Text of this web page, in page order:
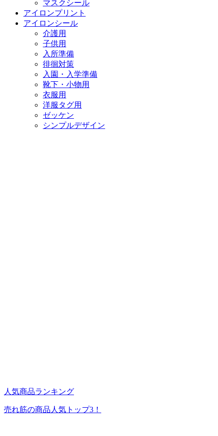
マスクシール
アイロンプリント
アイロンシール
介護用
子供用
入所準備
徘徊対策
入園・入学準備
靴下・小物用
衣服用
洋服タグ用
ゼッケン
シンプルデザイン
人気商品ランキング
売れ筋の商品人気トップ3！